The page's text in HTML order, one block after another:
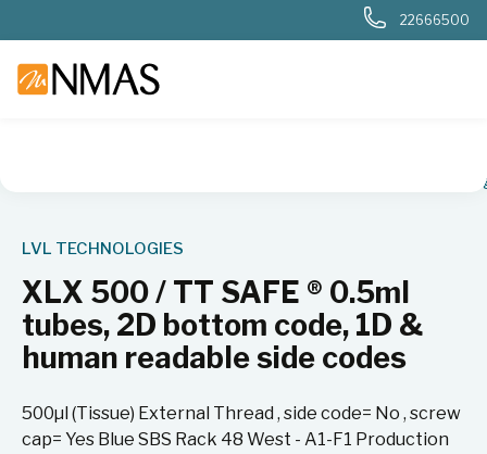
22666500
2D-rør
LVL TECHNOLOGIES
XLX 500 / TT SAFE ® 0.5ml
tubes, 2D bottom code, 1D &
human readable side codes
500µl (Tissue) External Thread , side code= No , screw
cap= Yes Blue SBS Rack 48 West - A1-F1 Production